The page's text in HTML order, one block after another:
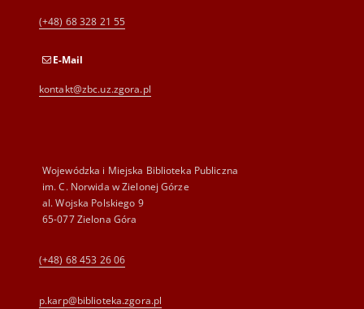
(+48) 68 328 21 55
E-Mail
kontakt@zbc.uz.zgora.pl
Wojewódzka i Miejska Biblioteka Publiczna
im. C. Norwida w Zielonej Górze
al. Wojska Polskiego 9
65-077 Zielona Góra
(+48) 68 453 26 06
p.karp@biblioteka.zgora.pl